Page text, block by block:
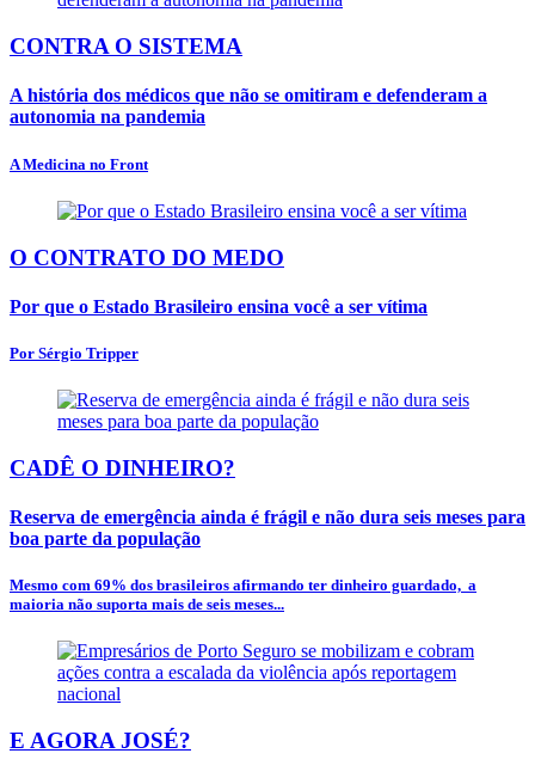
CONTRA O SISTEMA
A história dos médicos que não se omitiram e defenderam a
autonomia na pandemia
A Medicina no Front
O CONTRATO DO MEDO
Por que o Estado Brasileiro ensina você a ser vítima
Por Sérgio Tripper
CADÊ O DINHEIRO?
Reserva de emergência ainda é frágil e não dura seis meses para
boa parte da população
Mesmo com 69% dos brasileiros afirmando ter dinheiro guardado, a
maioria não suporta mais de seis meses...
E AGORA JOSÉ?